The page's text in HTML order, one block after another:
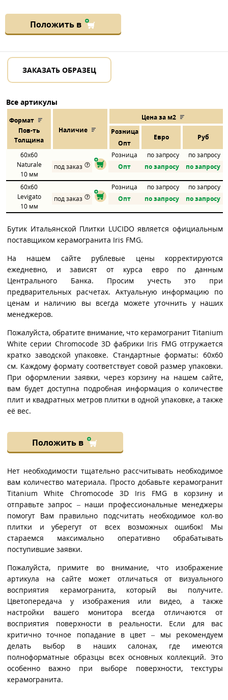
Положить в
ЗАКАЗАТЬ ОБРАЗЕЦ
Все артикулы
Формат
Пов-ть
Толщина
Наличие
Цена за м2
Розница
Евро Руб
Опт
60x60
Naturale
10 мм
Розница по запросу
по запросу
под заказ
Опт по запросу по запросу
60x60
Levigato
10 мм
Розница по запросу
по запросу
под заказ
Опт по запросу по запросу
Бутик Итальянской Плитки LUCIDO является официальным
поставщиком керамогранита Iris FMG.
На нашем сайте рублевые цены корректируются
ежедневно, и зависят от курса евро по данным
Центрального Банка. Просим учесть это при
предварительных расчетах. Актуальную информацию по
ценам и наличию вы всегда можете уточнить у наших
менеджеров.
Пожалуйста, обратите внимание, что керамогранит Titanium
White серии Chromocode 3D фабрики Iris FMG отгружается
кратко заводской упаковке. Стандартные форматы: 60x60
см. Каждому формату соответствует совой размер упаковки.
При оформлении заявки, через корзину на нашем сайте,
вам будет доступна подробная информация о количестве
плит и квадратных метров плитки в одной упаковке, а также
её вес.
Положить в
Нет необходимости тщательно рассчитывать необходимое
вам количество материала. Просто добавьте керамогранит
Titanium White Chromocode 3D Iris FMG в корзину и
отправьте запрос – наши профессиональные менеджеры
помогут Вам правильно подсчитать необходимое кол-во
плитки и уберегут от всех возможных ошибок! Мы
стараемся максимально оперативно обрабатывать
поступившие заявки.
Пожалуйста, примите во внимание, что изображение
артикула на сайте может отличаться от визуального
восприятия керамогранита, который вы получите.
Цветопередача у изображения или видео, а также
настройки вашего монитора всегда отличаются от
восприятия поверхности в реальности. Если для вас
критично точное попадание в цвет – мы рекомендуем
делать выбор в наших салонах, где имеются
полноформатные образцы всех основных коллекций. Это
особенно важно при выборе поверхности, текстуры
керамогранита.